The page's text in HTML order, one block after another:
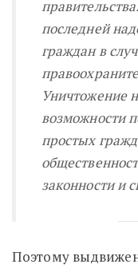
последней
граждан в
Уничтожение
возможности
простых
законности и
Поэтому